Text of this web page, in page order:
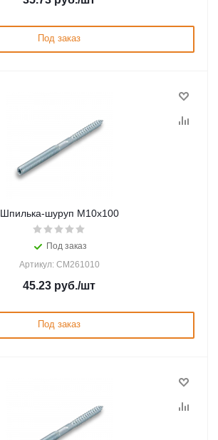
Под заказ
Шпилька-шуруп M10х100
Под заказ
Артикул: CM261010
45.23 руб./шт
Под заказ